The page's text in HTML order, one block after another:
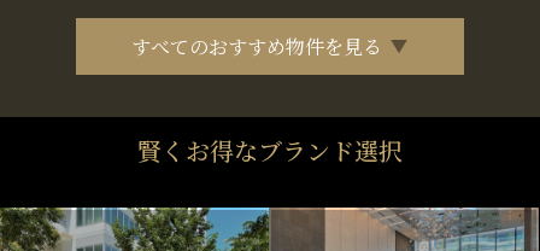
すべてのおすすめ物件を見る
賢くお得なブランド選択